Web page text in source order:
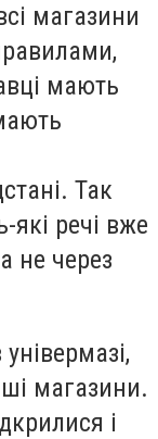
магазини
мають
Так
речі вже
не через
магазини.
і